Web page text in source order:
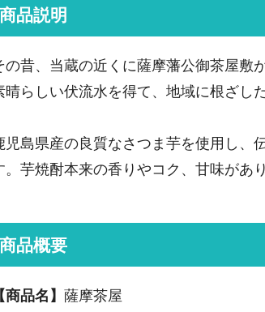
商品説明
の昔、当蔵の近くに薩摩藩公御茶屋敷
晴らしい伏流水を得て、地域に根ざし
児島県産の良質なさつま芋を使用し、
。芋焼酎本来の香りやコク、甘味があ
商品概要
【商品名】 薩摩茶屋